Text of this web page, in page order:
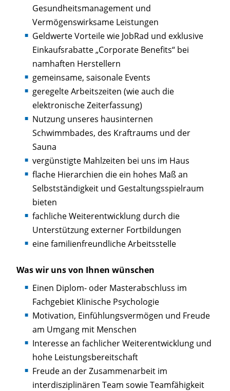
Gesundheitsmanagement und
Vermögenswirksame Leistungen
Geldwerte Vorteile wie JobRad und exklusive
Einkaufsrabatte „Corporate Benefits“ bei
namhaften Herstellern
gemeinsame, saisonale Events
geregelte Arbeitszeiten (wie auch die
elektronische Zeiterfassung)
Nutzung unseres hausinternen
Schwimmbades, des Kraftraums und der
Sauna
vergünstigte Mahlzeiten bei uns im Haus
flache Hierarchien die ein hohes Maß an
Selbstständigkeit und Gestaltungsspielraum
bieten
fachliche Weiterentwicklung durch die
Unterstützung externer Fortbildungen
eine familienfreundliche Arbeitsstelle
Was wir uns von Ihnen wünschen
Einen Diplom- oder Masterabschluss im
Fachgebiet Klinische Psychologie
Motivation, Einfühlungsvermögen und Freude
am Umgang mit Menschen
Interesse an fachlicher Weiterentwicklung und
hohe Leistungsbereitschaft
Freude an der Zusammenarbeit im
interdisziplinären Team sowie Teamfähigkeit